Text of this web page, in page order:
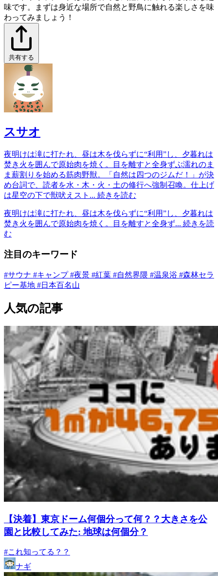
味です。まずは身近な場所で自然と野鳥に触れる楽しさを味
わってみましょう！
共有する
スサオ
夜明けは滝に打たれ、昼は木を伐らずに“利用”し、夕暮れは
焚き火を囲んで原始肉を焼く。目を離すと全身ずぶ濡れのま
ま薪割りを始める筋肉野獣。「自然は四つのジムだ！」が決
め台詞で、読者を水・木・火・土の修行へ強制召喚。仕上げ
は星空の下で獣吠えスト... 続きを読む
夜明けは滝に打たれ、昼は木を伐らずに“利用”し、夕暮れは
焚き火を囲んで原始肉を焼く。目を離すと全身ず... 続きを読
む
注目のキーワード
#サウナ #キャンプ#夜景 #紅葉 #自然界隈 #温泉浴 #森林セラ
ピー基地 #日本百名山
人気の記事
【決着】東京ドーム何個分って何？？大きさを公
園と比較してみた: 地球は何個分？
#これ知ってる？？
ナギ